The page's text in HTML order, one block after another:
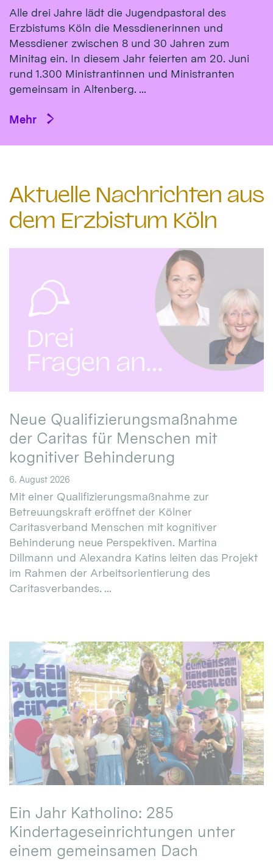
Alle drei Jahre lädt die Jugendpastoral des
Erzbistums Köln die Messdienerinnen und
Messdiener zwischen 8 und 30 Jahren zum
Minitag ein. In diesem Jahr feierten am 20. Juni
rund 1.300 Ministrantinnen und Ministranten
gemeinsam in Altenberg. ...
Mehr
Aktuelle Nachrichten aus
dem Erzbistum Köln
Neue Qualifizierungsmaßnahme
der Caritas für Menschen mit
kognitiver Behinderung
6. August 2026
Mit einer Qualifizierungsmaßnahme zur
Betreuungskraft eröffnet der Kölner
Caritasverband Menschen mit kognitiver
Behinderung neue Perspektiven. Martina
Dillmann und Alexandra Katins leiten das Projekt
im Rahmen der Arbeitsorientierung des
Caritasverbandes. ...
Ein Jahr Katholino: 285
Kindertageseinrichtungen unter
einem gemeinsamen Dach